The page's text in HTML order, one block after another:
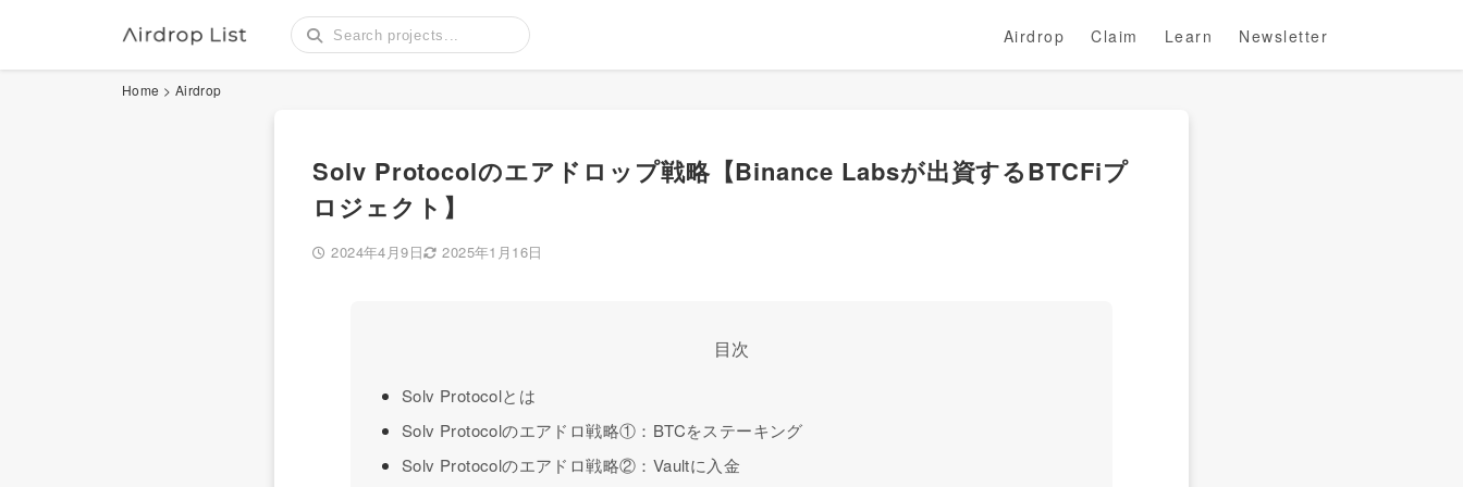
Airdrop Claim Learn Newsletter
Home > Airdrop
Solv Protocolのエアドロップ戦略【Binance Labsが出資するBTCFiプ
ロジェクト】
2024年4月9日 2025年1月16日
目次
Solv Protocolとは
Solv Protocolのエアドロ戦略①：BTCをステーキング
Solv Protocolのエアドロ戦略②：Vaultに入金